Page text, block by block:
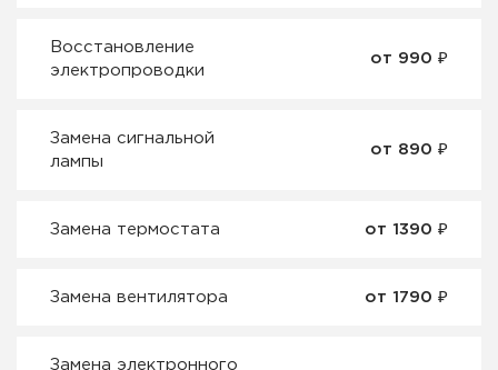
Восстановление
электропроводки
от 990 ₽
Замена сигнальной
лампы
от 890 ₽
Замена термостата от 1390 ₽
Замена вентилятора от 1790 ₽
Замена электронного